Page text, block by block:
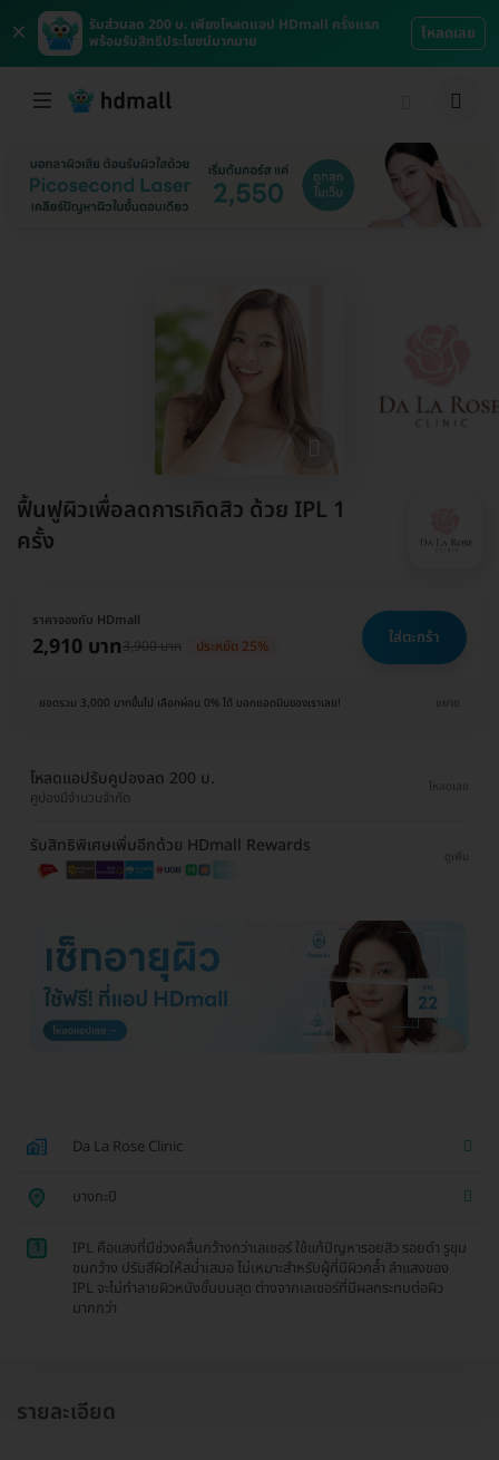
×
รับส่วนลด 200 บ. เพียงโหลดแอป HDmall ครั้งแรก
พร้อมรับสิทธิประโยชน์มากมาย
โหลดเลย
ฟื้นฟูผิวเพื่อลดการเกิดสิว ด้วย IPL 1
ครั้ง
ราคาจองกับ HDmall
2,910 บาท3,900 บาท ประหยัด 25% ใส่ตะกร้า
ยอดรวม 3,000 บาทขึ้นไป เลือกผ่อน 0% ได้ บอกแอดมินของเราเลย! ขยาย
โหลดแอปรับคูปองลด 200 บ.
คูปองมีจำนวนจำกัด
โหลดเลย
รับสิทธิพิเศษเพิ่มอีกด้วย HDmall Rewards
ดูเพิ่ม
Da La Rose Clinic
บางกะปิ
1
IPL คือแสงที่มีช่วงคลื่นกว้างกว่าเลเซอร์ ใช้แก้ปัญหารอยสิว รอยดำ รูขุม
ขนกว้าง ปรับสีผิวให้สม่ำเสมอ ไม่เหมาะสำหรับผู้ที่มีผิวคล้ำ ลำแสงของ
IPL จะไม่ทำลายผิวหนังชั้นบนสุด ต่างจากเลเซอร์ที่มีผลกระทบต่อผิว
มากกว่า
รายละเอียด